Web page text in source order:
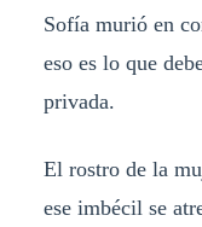
Sofía murió en
eso es lo que
privada.
El rostro de la
ese imbécil se